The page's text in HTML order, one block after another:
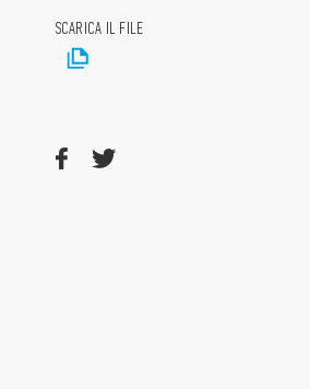
SCARICA IL FILE